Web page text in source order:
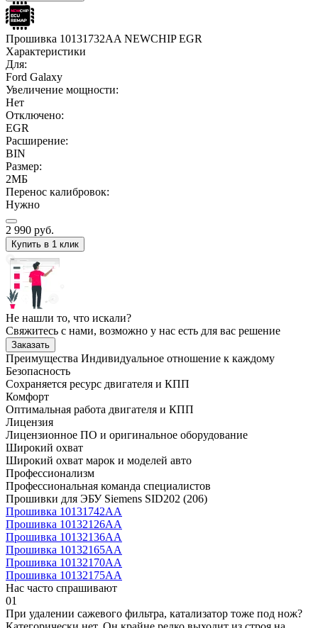
Прошивка 10131732AA NEWCHIP EGR
Характеристики
Для:
Ford Galaxy
Увеличение мощности:
Нет
Отключено:
EGR
Расширение:
BIN
Размер:
2МБ
Перенос калибровок:
Нужно
2 990 руб.
Купить в 1 клик
Не нашли то, что искали?
Свяжитесь с нами, возможно у нас есть для вас решение
Заказать
Преимущества Индивидуальное отношение к каждому
Безопасность
Сохраняется ресурс двигателя и КПП
Комфорт
Оптимальная работа двигателя и КПП
Лицензия
Лицензионное ПО и оригинальное оборудование
Широкий охват
Широкий охват марок и моделей авто
Профессионализм
Профессиональная команда специалистов
Прошивки для ЭБУ Siemens SID202 (206)
Прошивка 10131742AA
Прошивка 10132126AA
Прошивка 10132136AA
Прошивка 10132165AA
Прошивка 10132170AA
Прошивка 10132175AA
Нас часто спрашивают
01
При удалении сажевого фильтра, катализатор тоже под нож?